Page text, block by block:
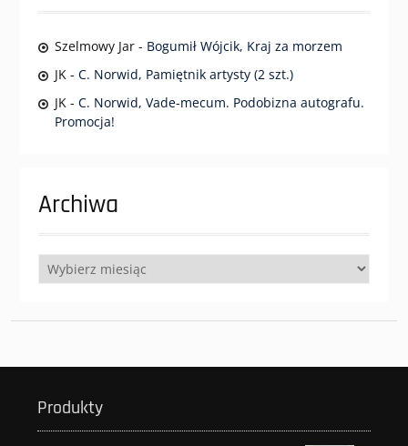
Szelmowy Jar- Bogumił Wójcik, Kraj za morzem
JK- C. Norwid, Pamiętnik artysty (2 szt.)
JK- C. Norwid, Vade-mecum. Podobizna autografu.
Promocja!
Archiwa
Archiwa
Produkty